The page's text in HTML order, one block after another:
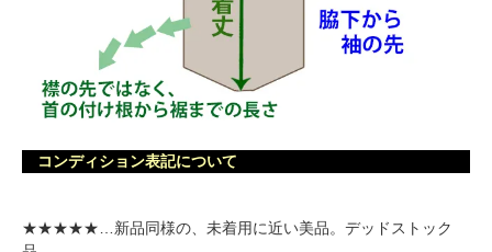
コンディション表記について
★★★★★…新品同様の、未着用に近い美品。デッドストック